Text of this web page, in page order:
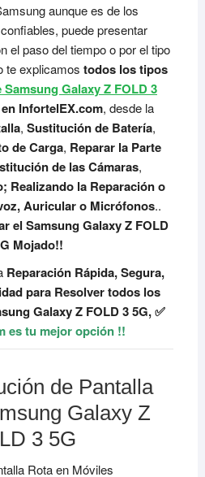
aunque es de los
puede presentar
el paso del tiempo o por el tipo
te explicamostodos los tipos
Galaxy Z FOLD 3
InfortelEX.com, desde la
,Sustitución de Batería,
de Carga, Reparar la Parte
de las Cámaras,
Realizando la Reparación o
Auricular o Micrófonos..
el Samsung Galaxy Z FOLD
Mojado!!
Reparación Rápida, Segura,
para Resolver todos los
Galaxy Z FOLD 3 5G, ✅
es tu mejor opción !!
de Pantalla
Galaxy Z
3 5G